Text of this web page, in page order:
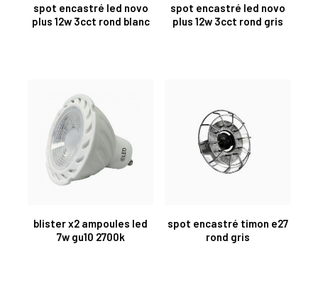
spot encastré led novo
plus 12w 3cct rond blanc
spot encastré led novo
plus 12w 3cct rond gris
blister x2 ampoules led
7w gu10 2700k
spot encastré timon e27
rond gris